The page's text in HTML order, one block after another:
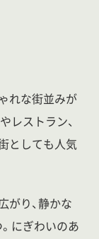
れな街並みが
レストラン、
としても人気
がり、静かな
にぎわいのあ